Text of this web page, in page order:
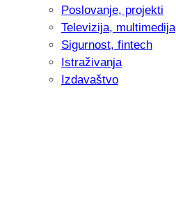
Poslovanje, projekti
Televizija, multimedija
Sigurnost, fintech
Istraživanja
Izdavaštvo